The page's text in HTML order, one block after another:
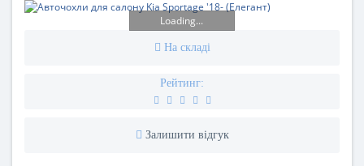
Loading...
На складі
Рейтинг:
Залишити відгук